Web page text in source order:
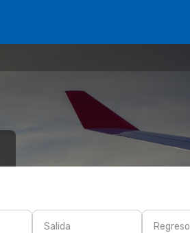
Salida Regreso